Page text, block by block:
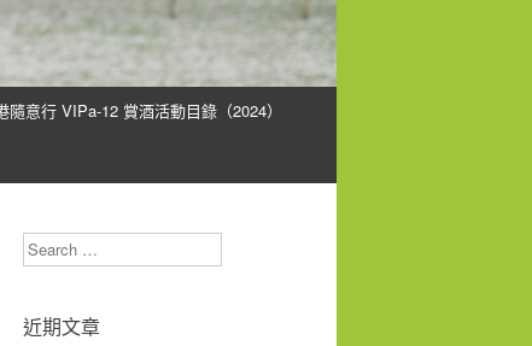
隨意行 VIPa-12 賞酒活動目錄（2024）
Search
近期文章